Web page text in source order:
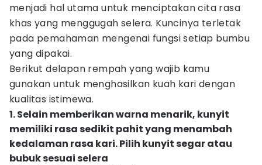
menjadi hal utama untuk menciptakan cita rasa
khas yang menggugah selera. Kuncinya terletak
pada pemahaman mengenai fungsi setiap bumbu
yang dipakai.
Berikut delapan rempah yang wajib kamu
gunakan untuk menghasilkan kuah kari dengan
kualitas istimewa.
1. Selain memberikan warna menarik, kunyit
memiliki rasa sedikit pahit yang menambah
kedalaman rasa kari. Pilih kunyit segar atau
bubuk sesuai selera